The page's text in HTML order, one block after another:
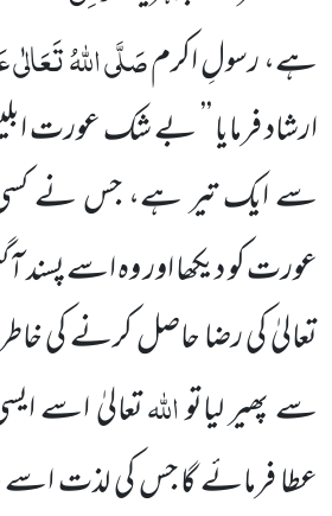
ہے، رسولِ اکرمصَلَّی اللّٰہُ
ارشاد فرمایا ’’ بے شک عورت
سے ایک تیر ہے، جس نے
عورت کو دیکھا اور وہ اسے
تعالیٰ کی رضا حاصل کرنے کی
سے پھیر لیاتواللّٰہتعالیٰ اسے
عطا فرمائے گا جس کی لذت